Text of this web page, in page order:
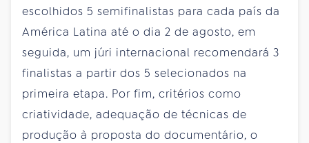
escolhidos 5 semifinalistas para cada país da
América Latina até o dia 2 de agosto, em
seguida, um júri internacional recomendará 3
finalistas a partir dos 5 selecionados na
primeira etapa. Por fim, critérios como
criatividade, adequação de técnicas de
produção à proposta do documentário, o